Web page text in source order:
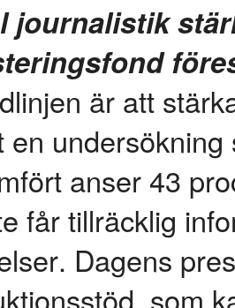
journalistik
är att
en
anser 43
får tillräcklig
Dagens
som